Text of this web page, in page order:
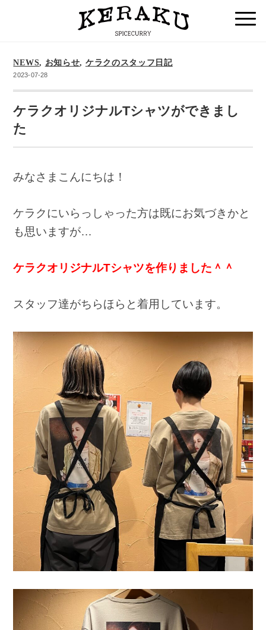
NEWS, お知らせ, ケラクのスタッフ日記
2023-07-28
ケラクオリジナルTシャツができまし
た
みなさまこんにちは！
ケラクにいらっしゃった方は既にお気づきかと
も思いますが…
ケラクオリジナルTシャツを作りました＾＾
スタッフ達がちらほらと着用しています。